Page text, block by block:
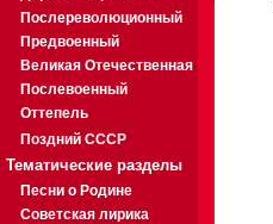
Послереволюционный
Предвоенный
Великая Отечественная
Послевоенный
Оттепель
Поздний СССР
Тематические разделы
Песни о Родине
Советская лирика